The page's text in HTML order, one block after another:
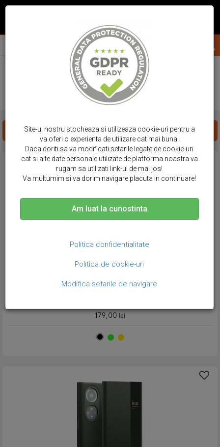
huse telefon huawei
HUSE HUAWEI - NOVA 9
FILTREAZA PRODUSE
Husa slim din piele naturala nappa, smart cover, Huawei Nova 9 -
179,00 lei
Site-ul nostru stocheaza si utilizeaza cookie-uri pentru a
va oferi o experienta de utilizare cat mai buna.
Daca doriti sa va modificati setarile legate de cookie-uri
cat si alte date personale utilizate de platforma noastra va
rugam sa utilizati link-ul de mai jos!
Va multumim si va dorim navigare placuta in continuare!
Am luat la cunostinta
Politica confidentialitate
Politica de cookie-uri
Modifica setarile de navigare